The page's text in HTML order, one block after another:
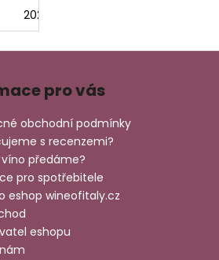
2020
pro vás
obchodní podmínky
s recenzemi?
předáme?
pro spotřebitele
eshop wineofitaly.cz
eshopu